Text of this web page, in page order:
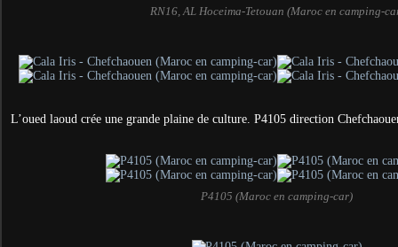
RN16, AL Hoceima-Tetouan (Maroc en camping-
L’oued laoud crée une grande plaine de culture. P4105 direction
P4105 (Maroc en camping-car)